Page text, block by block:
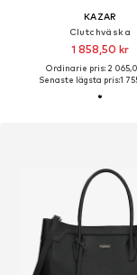
KAZAR
Clutchväska
1 858,50 kr
Ordinarie pris: 2
Senaste lägsta pris:1